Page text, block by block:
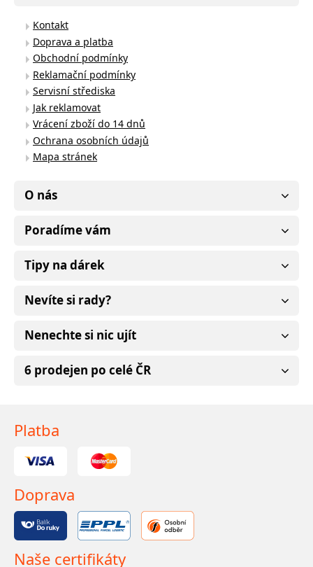
Kontakt
Doprava a platba
Obchodní podmínky
Reklamační podmínky
Servisní střediska
Jak reklamovat
Vrácení zboží do 14 dnů
Ochrana osobních údajů
Mapa stránek
O nás
Poradíme vám
Tipy na dárek
Nevíte si rady?
Nenechte si nic ujít
6 prodejen po celé ČR
Platba
Doprava
Naše certifikáty